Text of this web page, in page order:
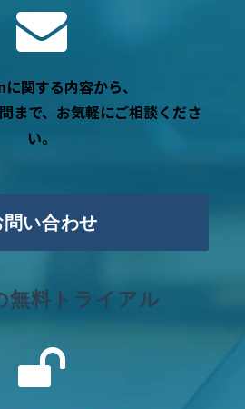
関する内容から、
まで、お気軽にご相談くださ
い。
問い合わせ
無料トライアル